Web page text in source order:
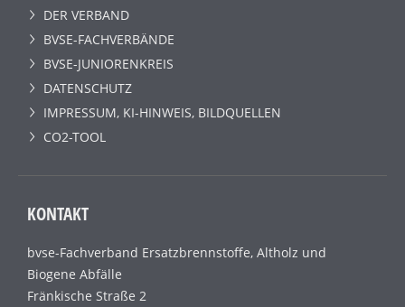
DER VERBAND
BVSE-FACHVERBÄNDE
BVSE-JUNIORENKREIS
DATENSCHUTZ
IMPRESSUM, KI-HINWEIS, BILDQUELLEN
CO2-TOOL
KONTAKT
bvse-Fachverband Ersatzbrennstoffe, Altholz und
Biogene Abfälle
Fränkische Straße 2